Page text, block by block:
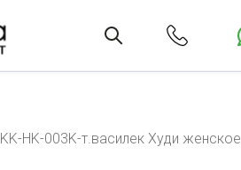
KK-HK-003K-т.василек Худи женское